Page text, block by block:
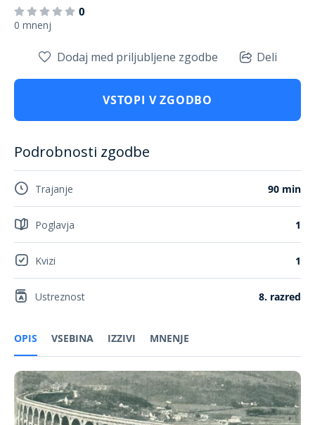
0
0 mnenj
OPIS VSEBINA IZZIVI MNENJE
Dodaj med priljubljene zgodbe Deli
VSTOPI V ZGODBO
Podrobnosti zgodbe
Trajanje 90 min
Poglavja 1
Kvizi 1
Ustreznost 8. razred